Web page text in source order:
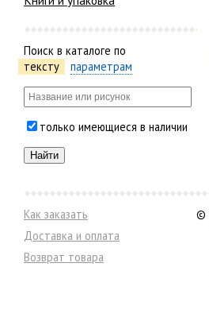
Поиск в каталоге по
тексту
параметрам
только имеющиеся в наличии
Как заказать
Доставка и оплата
Возврат товара
©